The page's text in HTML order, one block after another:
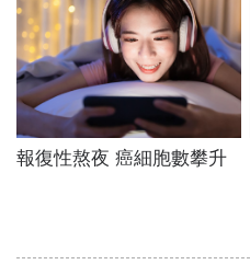
報復性熬夜 癌細胞數攀升